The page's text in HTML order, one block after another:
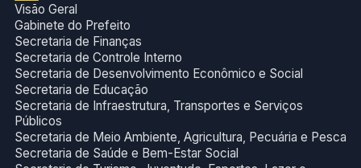
Visão Geral
Gabinete do Prefeito
Secretaria de Finanças
Secretaria de Controle Interno
Secretaria de Desenvolvimento Econômico e Social
Secretaria de Educação
Secretaria de Infraestrutura, Transportes e Serviços
Públicos
Secretaria de Meio Ambiente, Agricultura, Pecuária e Pesca
Secretaria de Saúde e Bem-Estar Social